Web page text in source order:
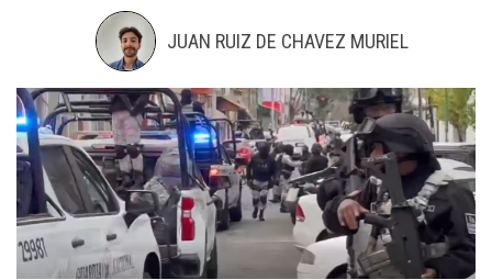
JUAN RUIZ DE CHAVEZ MURIEL